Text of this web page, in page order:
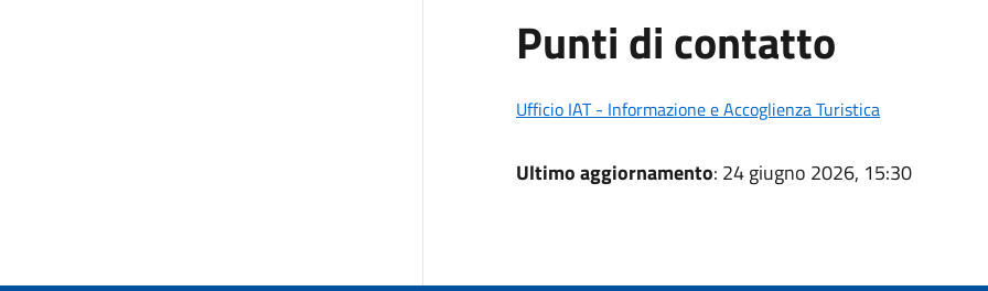
Punti di contatto
Ufficio IAT - Informazione e Accoglienza Turistica
Ultimo aggiornamento: 24 giugno 2026, 15:30